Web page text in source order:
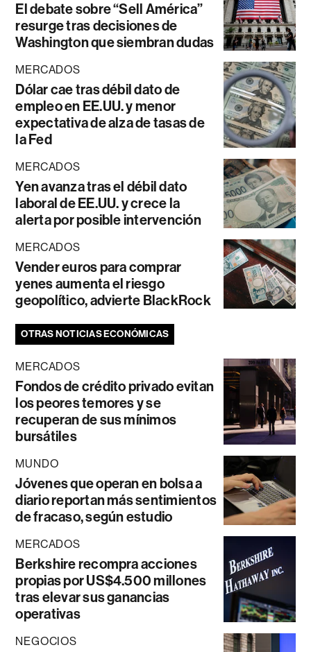
El debate sobre “Sell América”
resurge tras decisiones de
Washington que siembran dudas
MERCADOS
Dólar cae tras débil dato de
empleo en EE.UU. y menor
expectativa de alza de tasas de
la Fed
MERCADOS
Yen avanza tras el débil dato
laboral de EE.UU. y crece la
alerta por posible intervención
MERCADOS
Vender euros para comprar
yenes aumenta el riesgo
geopolítico, advierte BlackRock
OTRAS NOTICIAS ECONÓMICAS
MERCADOS
Fondos de crédito privado evitan
los peores temores y se
recuperan de sus mínimos
bursátiles
MUNDO
Jóvenes que operan en bolsa a
diario reportan más sentimientos
de fracaso, según estudio
MERCADOS
Berkshire recompra acciones
propias por US$4.500 millones
tras elevar sus ganancias
operativas
NEGOCIOS